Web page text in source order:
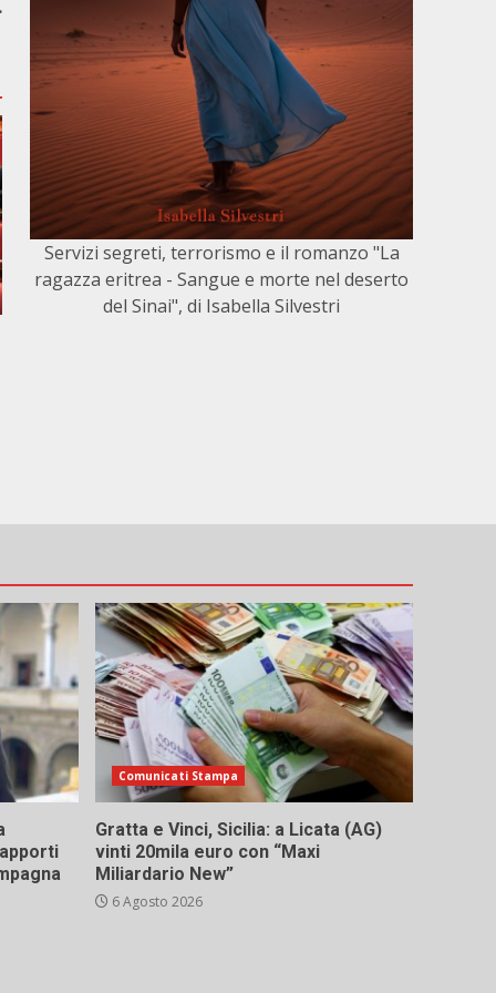
Servizi segreti, terrorismo e il romanzo "La
ragazza eritrea - Sangue e morte nel deserto
del Sinai", di Isabella Silvestri
Comunicati Stampa
Gratta e Vinci, Sicilia: a Licata (AG)
vinti 20mila euro con “Maxi
Miliardario New”
6 Agosto 2026